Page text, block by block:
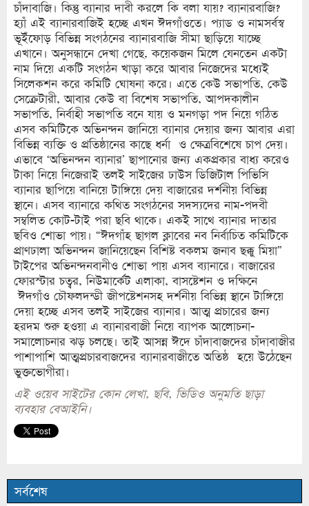
চাঁদাবাজি। কিন্তু ব্যানার দাবী করলে কি বলা যায়? ব্যানারবাজি?
হ্যাঁ এই ব্যানারবাজিই হচ্ছে এখন ঈদগাঁওতে। প্যাড ও নামসর্বস্ব
ভূইঁফোড় বিভিন্ন সংগঠনের ব্যানারবাজি সীমা ছাড়িয়ে যাচ্ছে
এখানে। অনুসন্ধানে দেখা গেছে, কয়েকজন মিলে যেনতেন একটা
নাম দিয়ে একটি সংগঠন খাড়া করে আবার নিজেদের মধ্যেই
সিলেকশন করে কমিটি ঘোষনা করে। এতে কেউ সভাপতি, কেউ
সেক্রেটারী, আবার কেউ বা বিশেষ সভাপতি, আপদকালীন
সভাপতি, নির্বাহী সভাপতি বনে যায় ও মনগড়া পদ নিয়ে গঠিত
এসব কমিটিকে অভিনন্দন জানিয়ে ব্যানার দেয়ার জন্য আবার এরা
বিভিন্ন ব্যক্তি ও প্রতিষ্ঠানের কাছে ধর্না ও ক্ষেত্রবিশেষে চাপ দেয়।
এভাবে ‘অভিনন্দন ব্যানার’ ছাপানোর জন্য একপ্রকার বাধ্য করেও
টাকা নিয়ে নিজেরাই তলই সাইজের ঢাউস ডিজিটাল পিভিসি
ব্যানার ছাপিয়ে বানিয়ে টাঙ্গিয়ে দেয় বাজারের দর্শনীয় বিভিন্ন
স্থানে। এসব ব্যানারে কথিত সংগঠনের সদস্যদের নাম-পদবী
সম্বলিত কোট-টাই পরা ছবি থাকে। একই সাথে ব্যানার দাতার
ছবিও শোভা পায়। “ঈদগাঁহ ছাগল ক্লাবের নব নির্বাচিত কমিটিকে
প্রাণঢালা অভিনন্দন জানিয়েছেন বিশিষ্ট বকলম জনাব ছক্কু মিয়া”
টাইপের অভিনন্দনবানীও শোভা পায় এসব ব্যানারে। বাজারের
ফোরস্টার চত্বর, নিউমার্কেট এলাকা, বাসষ্টেশন ও দক্ষিনে
ঈদগাঁও চৌফলদন্ডী জীপষ্টেশনসহ দর্শনীয় বিভিন্ন স্থানে টাঙ্গিয়ে
দেয়া হচ্ছে এসব তলই সাইজের ব্যানার। আত্ম প্রচারের জন্য
হরদম শুরু হওয়া এ ব্যানারবাজী নিয়ে ব্যাপক আলোচনা-
সমালোচনার ঝড় চলছে। তাই আসন্ন ঈদে চাঁদাবাজদের চাঁদাবাজীর
পাশাপাশি আত্মপ্রচারবাজদের ব্যানারবাজীতে অতিষ্ঠ হয়ে উঠেছেন
ভুক্তভোগীরা।
এই ওয়েব সাইটের কোন লেখা, ছবি, ভিডিও অনুমতি ছাড়া
ব্যবহার বেআইনি।
সর্বশেষ